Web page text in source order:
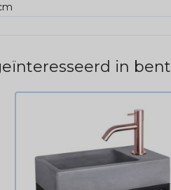
in bent